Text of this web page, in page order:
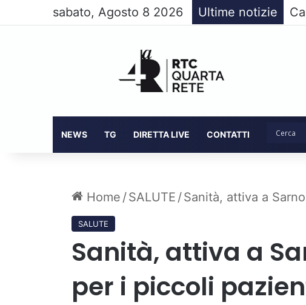
sabato, Agosto 8 2026 Ultime notizie
NEWS TG DIRETTA LIVE CONTATTI
Home /SALUTE /Sanità, attiva a
SALUTE
Sanità, attiva a
per i piccoli